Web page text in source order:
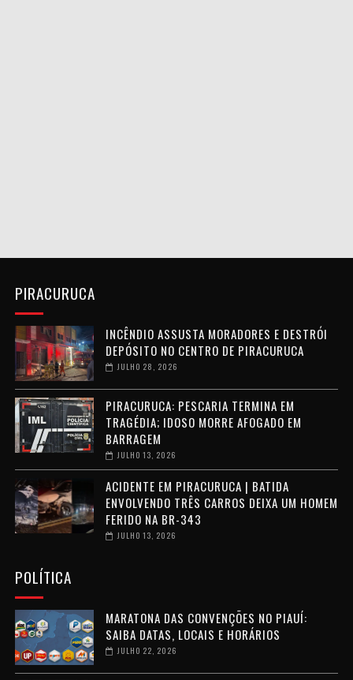
PIRACURUCA
INCÊNDIO ASSUSTA MORADORES E DESTRÓI
DEPÓSITO NO CENTRO DE PIRACURUCA
JULHO 28, 2026
PIRACURUCA: PESCARIA TERMINA EM
TRAGÉDIA; IDOSO MORRE AFOGADO EM
BARRAGEM
JULHO 13, 2026
ACIDENTE EM PIRACURUCA | BATIDA
ENVOLVENDO TRÊS CARROS DEIXA UM HOMEM
FERIDO NA BR-343
JULHO 13, 2026
POLÍTICA
MARATONA DAS CONVENÇÕES NO PIAUÍ:
SAIBA DATAS, LOCAIS E HORÁRIOS
JULHO 22, 2026